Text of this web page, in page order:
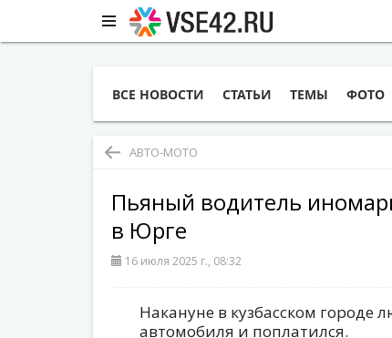
ВСЕ НОВОСТИ СТАТЬИ ТЕМЫ ФОТО
АВТО-МОТО
Пьяный водитель
в Юрге
16 июля 2025 г., 08:32
Накануне в кузбасском городе
автомобиля и поплатился.